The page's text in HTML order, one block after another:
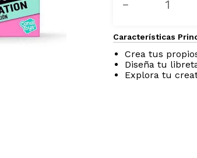
－
Características
Crea tus
Diseña tu
Explora tu